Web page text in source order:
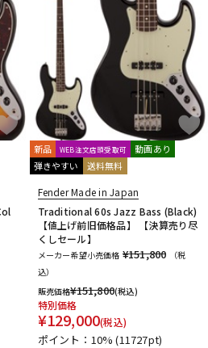
新品 WEB注文店頭受取可
動画あり
弾きやすい
送料無料
Fender Made in Japan
Traditional 60s Jazz Bass (Black)
【値上げ前旧価格品】 【決算売り尽
くしセール】
メーカー希望小売価格 ¥151,800
（税
込）
販売価格¥151,800(税込)
特別価格
¥129,000(税込)
ポイント：10%(11727pt)